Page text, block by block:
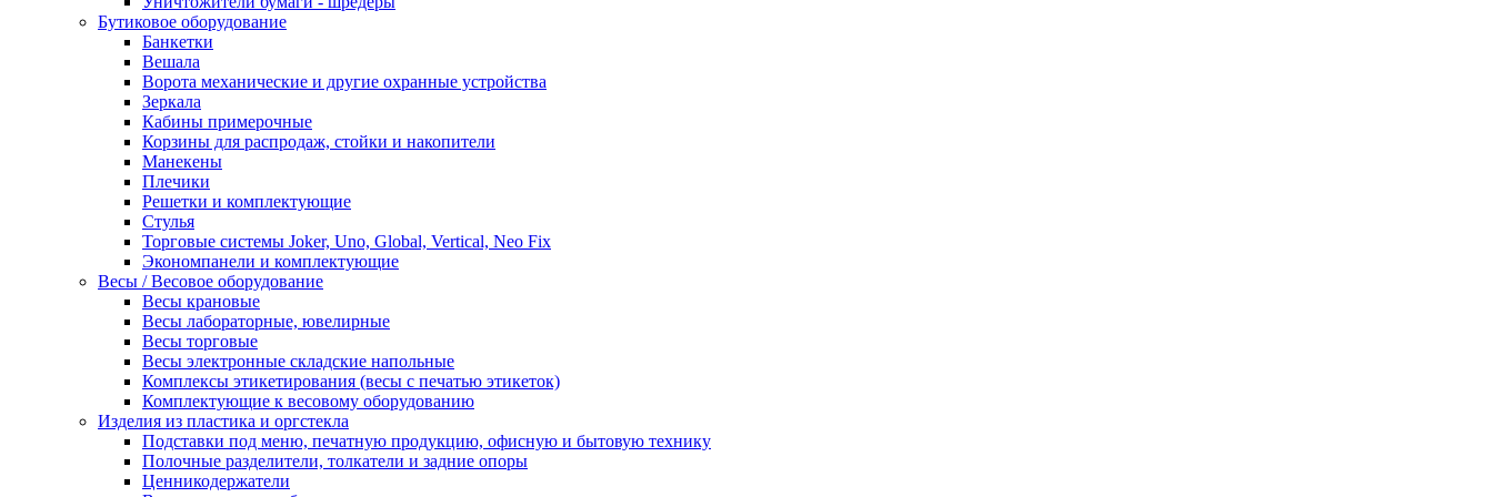
Бутиковое оборудование
Банкетки
Вешала
Ворота механические и другие охранные устройства
Зеркала
Кабины примерочные
Корзины для распродаж, стойки и накопители
Манекены
Плечики
Решетки и комплектующие
Стулья
Торговые системы Joker, Uno, Global, Vertical, Neo Fix
Экономпанели и комплектующие
Весы / Весовое оборудование
Весы крановые
Весы лабораторные, ювелирные
Весы торговые
Весы электронные складские напольные
Комплексы этикетирования (весы с печатью этикеток)
Комплектующие к весовому оборудованию
Изделия из пластика и оргстекла
Подставки под меню, печатную продукцию, офисную и бытовую технику
Полочные разделители, толкатели и задние опоры
Ценникодержатели